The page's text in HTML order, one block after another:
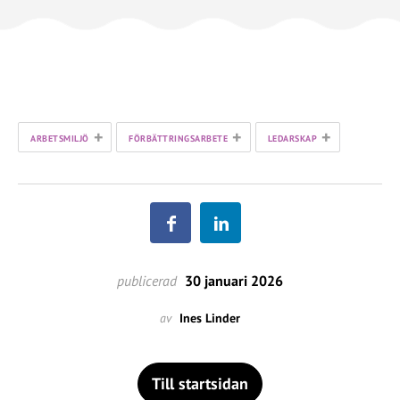
ARBETSMILJÖ + FÖRBÄTTRINGSARBETE + LEDARSKAP +
publicerad 30 januari 2026
av Ines Linder
Till startsidan